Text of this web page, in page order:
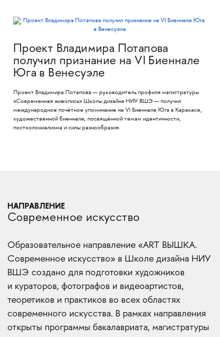
Проект Владимира Потапова
получил признание на VI Биеннале
Юга в Венесуэле
Проект Владимира Потапова — руководитель профиля магистратуры
«Современная живопись» Школы дизайна НИУ ВШЭ — получил
международное почётное упоминание на VI Биеннале Юга в Каракасе,
художественной биеннале, посвящённой темам идентичности,
постколониализма и силы разнообразия.
НАПРАВЛЕНИЕ
Современное искусство
Образовательное направление «ART ВЫШКА.
Современное искусство» в Школе дизайна НИУ
ВШЭ создано для подготовки художников
и кураторов, фотографов и видеоартистов,
теоретиков и практиков во всех областях
современного искусства. В рамках направления
открыты программы бакалавриата, магистратуры